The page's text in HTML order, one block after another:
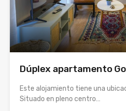
Dúplex apartamento
Este alojamiento tiene una
Situado en pleno centro…